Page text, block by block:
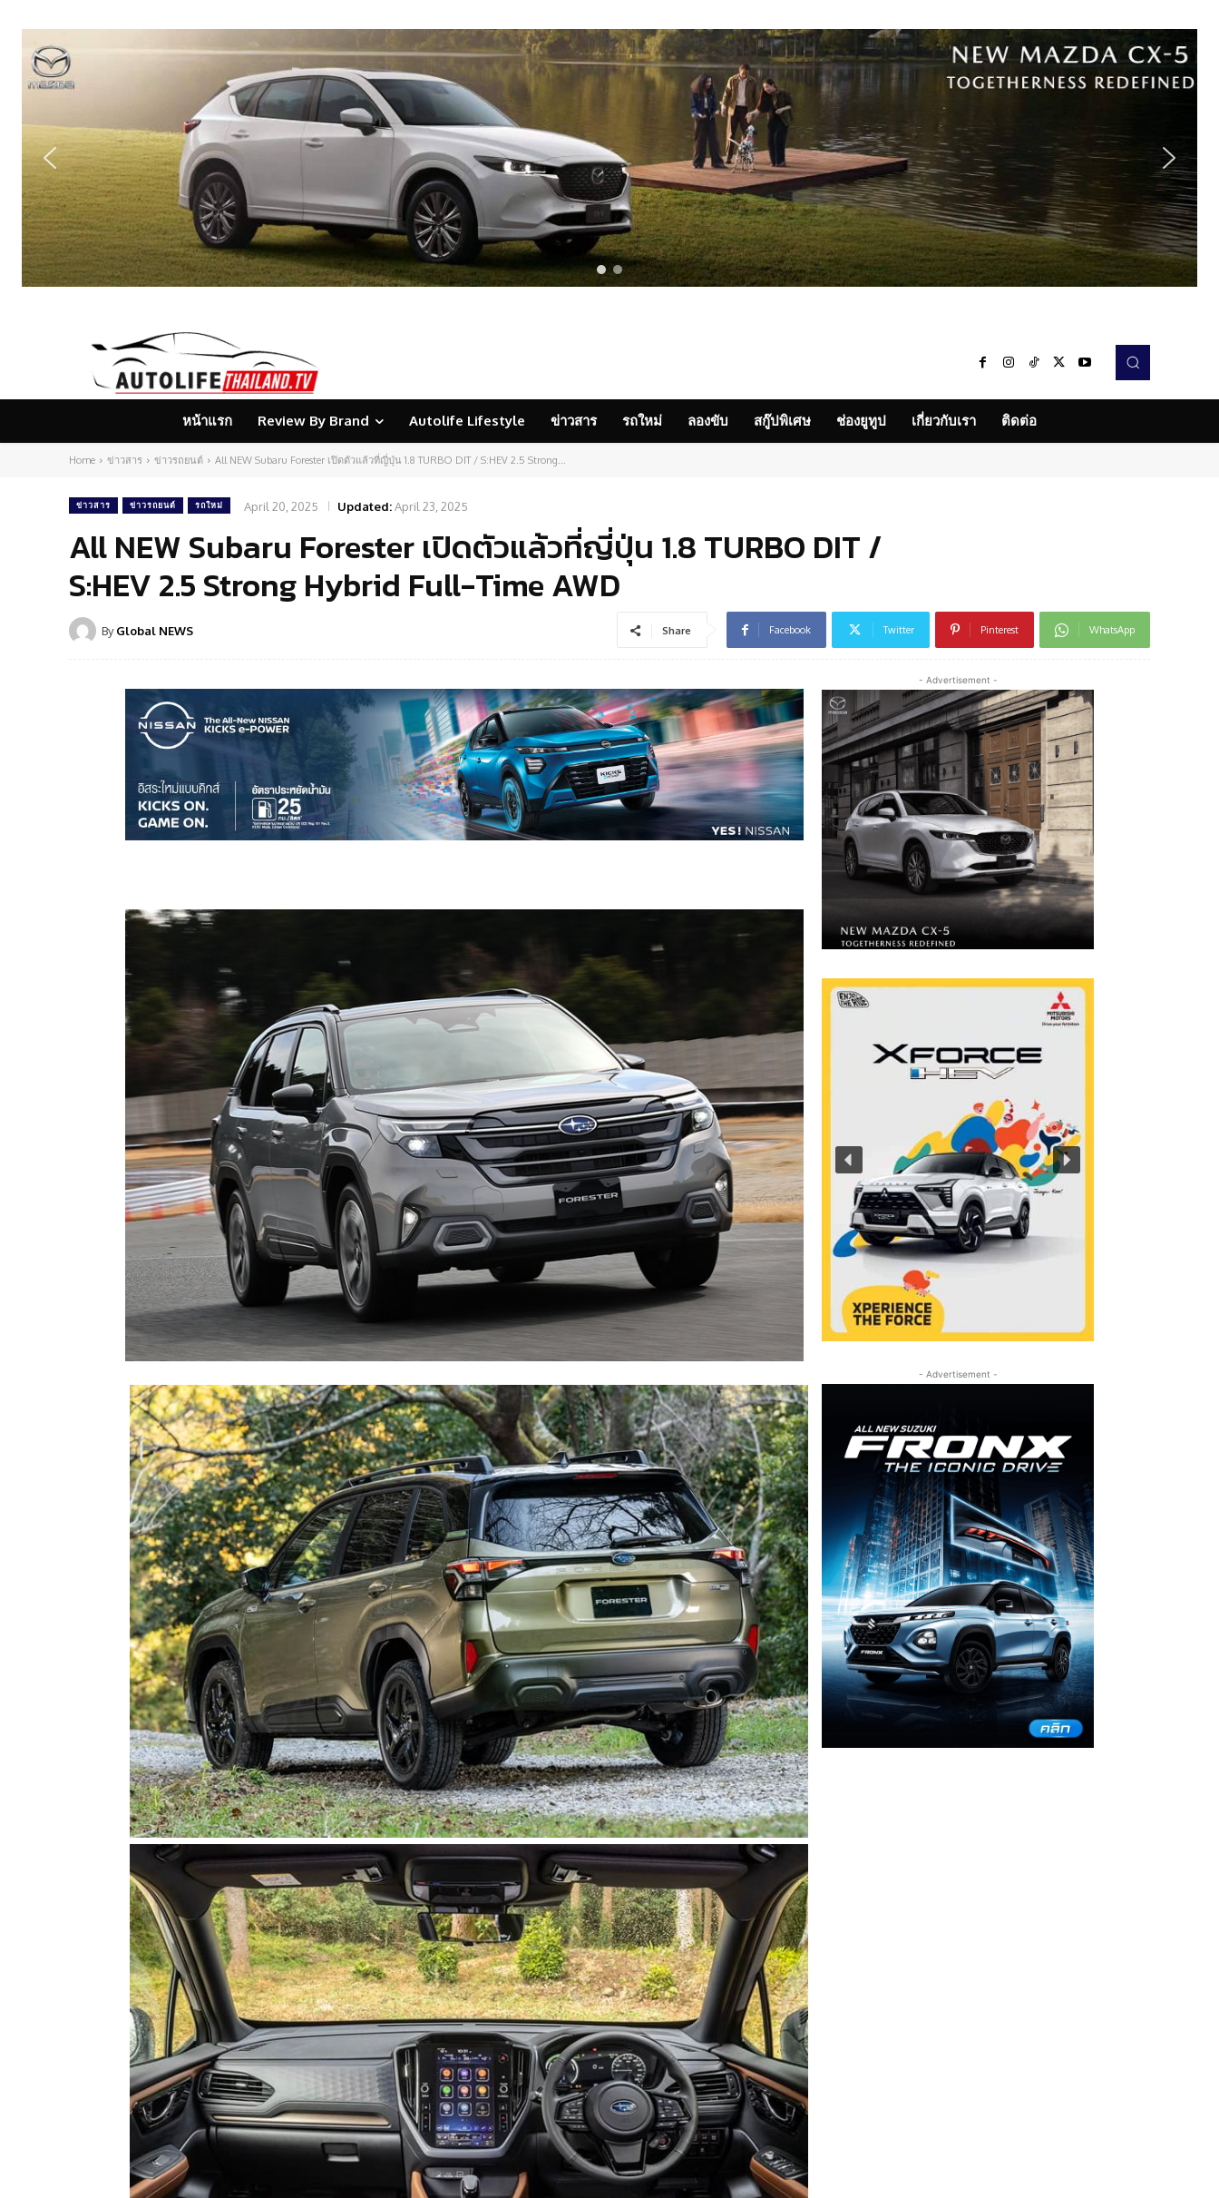
หน้าแรก Review By Brand Autolife Lifestyle ข่าวสาร รถใหม่ ลองขับ สกู๊ปพิเศษ ช่องยูทูป เกี่ยวกับเรา ติดต่อ
Home ข่าวสาร ข่าวรถยนต์ All NEW Subaru Forester เปิดตัวแล้วที่ญี่ปุ่น 1.8 TURBO DIT / S:HEV 2.5 Strong...
ข่าวสาร ข่าวรถยนต์ รถใหม่ April 20, 2025 Updated: April 23, 2025
All NEW Subaru Forester เปิดตัวแล้วที่ญี่ปุ่น 1.8 TURBO DIT /
S:HEV 2.5 Strong Hybrid Full-Time AWD
By Global NEWS Share Facebook Twitter Pinterest WhatsApp
- Advertisement -
- Advertisement -